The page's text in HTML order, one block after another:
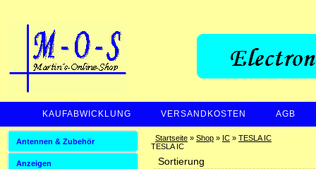
KAUFABWICKLUNG VERSANDKOSTEN AGB
ZAHLUNGSARTEN Startseite» Shop» IC» TESLA IC
TESLA IC
Sortierung
Antennen & Zubehör
Anzeigen